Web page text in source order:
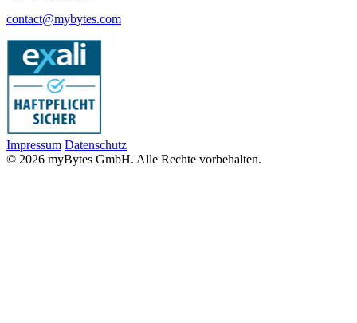
contact@mybytes.com
Impressum Datenschutz
© 2026 myBytes GmbH. Alle Rechte vorbehalten.